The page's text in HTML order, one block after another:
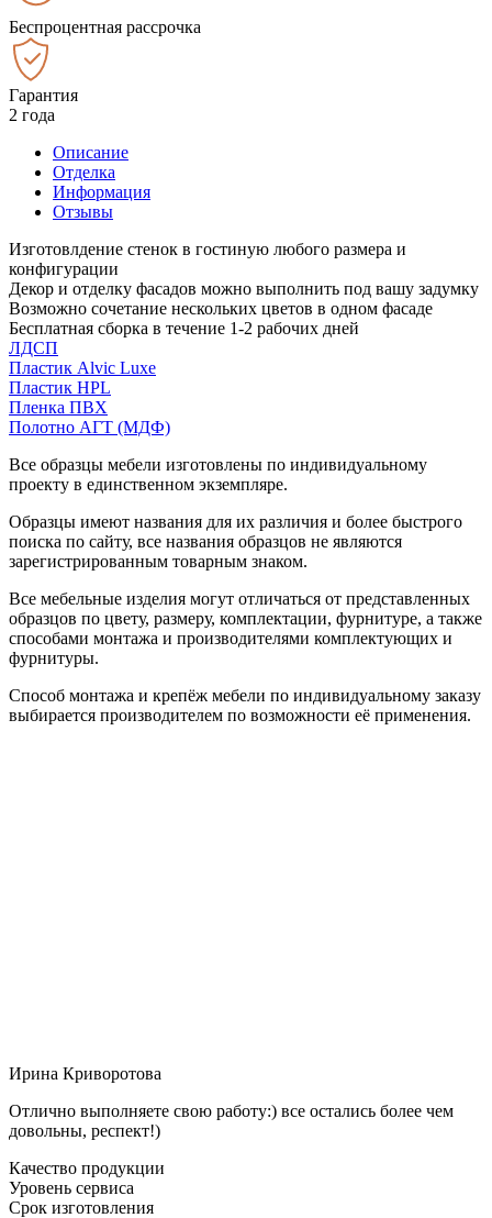
Беспроцентная рассрочка
Гарантия
2 года
Описание
Отделка
Информация
Отзывы
Изготовлдение стенок в гостиную любого размера и
конфигурации
Декор и отделку фасадов можно выполнить под вашу задумку
Возможно сочетание нескольких цветов в одном фасаде
Бесплатная сборка в течение 1-2 рабочих дней
ЛДСП
Пластик Alvic Luxe
Пластик HPL
Пленка ПВХ
Полотно АГТ (МДФ)
Все образцы мебели изготовлены по индивидуальному
проекту в единственном экземпляре.
Образцы имеют названия для их различия и более быстрого
поиска по сайту, все названия образцов не являются
зарегистрированным товарным знаком.
Все мебельные изделия могут отличаться от представленных
образцов по цвету, размеру, комплектации, фурнитуре, а также
способами монтажа и производителями комплектующих и
фурнитуры.
Способ монтажа и крепёж мебели по индивидуальному заказу
выбирается производителем по возможности её применения.
Ирина Криворотова
Отлично выполняете свою работу:) все остались более чем
довольны, респект!)
Качество продукции
Уровень сервиса
Срок изготовления